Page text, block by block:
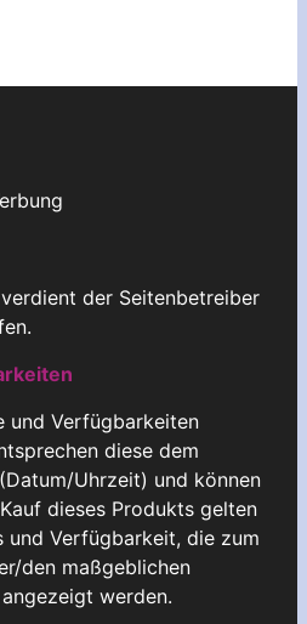
der Seitenbetreiber
und Verfügbarkeiten
diese dem
Uhrzeit) und können
dieses Produkts gelten
und Verfügbarkeit, die zum
den maßgeblichen
werden.